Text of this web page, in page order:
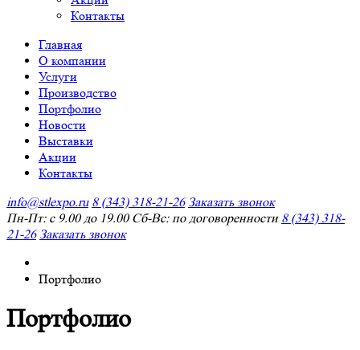
Контакты
Главная
О компании
Услуги
Производство
Портфолио
Новости
Выставки
Акции
Контакты
info@stlexpo.ru 8 (343) 318-21-26 Заказать звонок
Пн-Пт: с 9.00 до 19.00 Сб-Вс: по договоренности 8 (343) 318-
21-26 Заказать звонок
Портфолио
Портфолио